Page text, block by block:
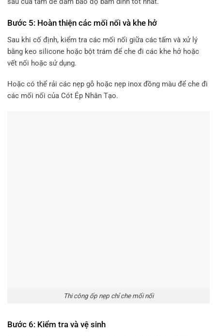
Bước 5: Hoàn thiện các mối nối và khe hở
Sau khi cố định, kiểm tra các mối nối giữa các tấm và xử lý
bằng keo silicone hoặc bột trám để che đi các khe hở hoặc
vết nối hoặc sử dụng.
Hoặc có thể rải các nẹp gỗ hoặc nẹp inox đồng màu để che đi
các mối nối của Cót Ép Nhân Tạo.
Thi công ốp nẹp chỉ che mối nối
Bước 6: Kiểm tra và vệ sinh